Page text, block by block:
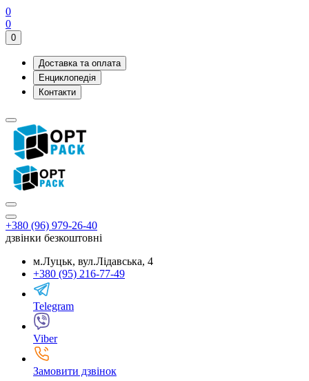
0
0
0
Доставка та оплата
Енциклопедія
Контакти
+380 (96) 979-26-40
дзвінки безкоштовні
м.Луцьк, вул.Лідавська, 4
+380 (95) 216-77-49
Telegram
Viber
Замовити дзвінок